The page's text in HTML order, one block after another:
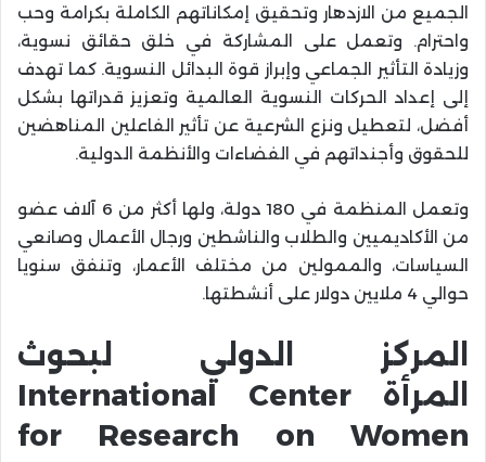
الجميع من الازدهار وتحقيق إمكاناتهم الكاملة بكرامة وحب
واحترام. وتعمل على المشاركة في خلق حقائق نسوية،
وزيادة التأثير الجماعي وإبراز قوة البدائل النسوية. كما تهدف
إلى إعداد الحركات النسوية العالمية وتعزيز قدراتها بشكل
أفضل، لتعطيل ونزع الشرعية عن تأثير الفاعلين المناهضين
للحقوق وأجنداتهم في الفضاءات والأنظمة الدولية.
وتعمل المنظمة في 180 دولة، ولها أكثر من 6 آلاف عضو
من الأكاديميين والطلاب والناشطين ورجال الأعمال وصانعي
السياسات، والممولين من مختلف الأعمار، وتنفق سنويا
حوالي 4 ملايين دولار على أنشطتها.
المركز الدولي لبحوث
المرأة International Center
for Research on Women